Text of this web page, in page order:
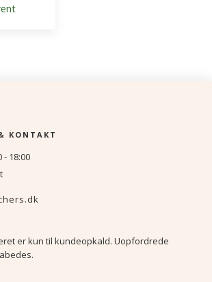
KONTAKT
- 18:00
er kun til kundeopkald. Uopfordrede